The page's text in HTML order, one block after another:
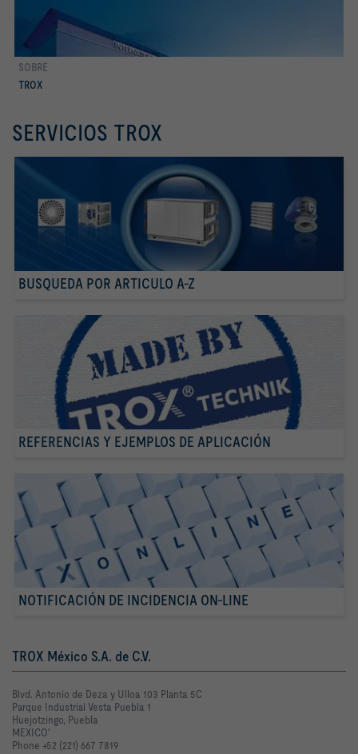
SOBRE
TROX
SERVICIOS TROX
BUSQUEDA POR ARTICULO A-Z
REFERENCIAS Y EJEMPLOS DE APLICACIÓN
NOTIFICACIÓN DE INCIDENCIA ON-LINE
TROX México S.A. de C.V.
Blvd. Antonio de Deza y Ulloa 103 Planta 5C
Parque Industrial Vesta Puebla 1
Huejotzingo, Puebla
MEXICO'
Phone +52 (221) 667 7819